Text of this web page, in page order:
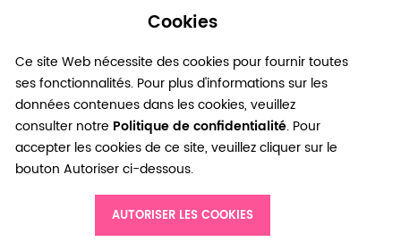
Cookies
Ce site Web nécessite des cookies pour fournir toutes
ses fonctionnalités. Pour plus d'informations sur les
données contenues dans les cookies, veuillez
consulter notre Politique de confidentialité. Pour
accepter les cookies de ce site, veuillez cliquer sur le
bouton Autoriser ci-dessous.
AUTORISER LES COOKIES
0
Accès client